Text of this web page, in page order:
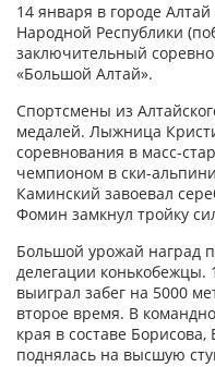
14 января в городе
Народной Республики
заключительный
«Большой Алтай».
Спортсмены из
медалей. Лыжница
соревнования в масс-
чемпионом в ски-
Каминский завоевал
Фомин замкнул тройку
Большой урожай наград
делегации
выиграл забег на 5000
второе время. В
края в составе
поднялась на высшую